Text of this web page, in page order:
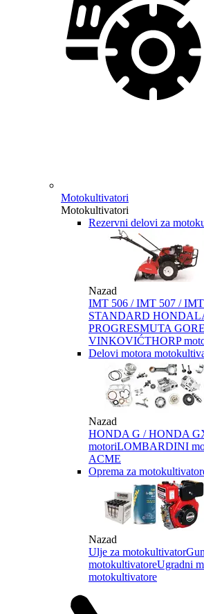
Motokultivatori
Motokultivatori
Rezervni delovi za
Nazad
IMT 506 / IMT 507 /
STANDARD HONDA
PROGRESMUTA
VINKOVIĆTHORP
Delovi motora
Nazad
HONDA G / HONDA
motoriLOMBARDINI
ACME
Oprema za
Nazad
Ulje za motokultivator
motokultivatoreUgradni
motokultivatore